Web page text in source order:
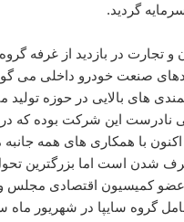
گردید.
تجارت در بازدید از غرفه
صنعت خودرو داخلی می
های بالایی در حوزه
نادرست این شرکت بوده که در
با همکاری های همه جانبه
شدن است اما بزرگترین تحول
عضو کمیسیون اقتصادی مجلس
گروه سایپا در شهریور ماه